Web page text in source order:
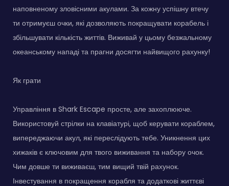
наповненому зловісними акулами. За кожну успішну втечу
ти отримуєш очки, які дозволяють покращувати корабель і
збільшувати кількість життів. Виживай у цьому безжальному
океанському нападі та прагни досягти найвищого рахунку!
Як грати
Управління в Shark Escape просте, але захоплююче.
Використовуй стрілки на клавіатурі, щоб керувати кораблем,
випереджаючи акул, які переслідують тебе. Уникнення цих
хижаків є ключовим для твого виживання та набору очок.
Чим довше ти виживаєш, тим вищий твій рахунок.
Інвестування в покращення корабля та додаткові життєві